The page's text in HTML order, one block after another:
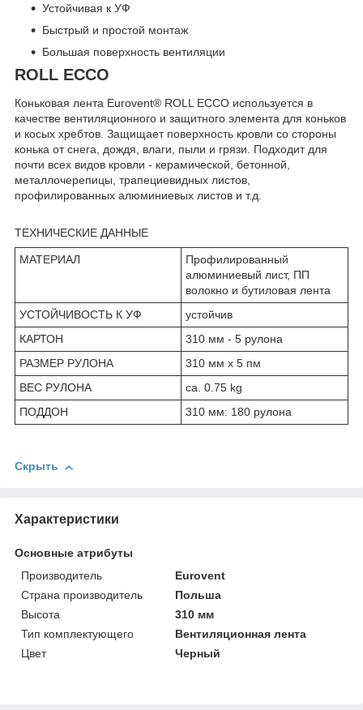
Устойчивая к УФ
Быстрый и простой монтаж
Большая поверхность вентиляции
ROLL ECCO
Коньковая лента Eurovent® ROLL ECCO используется в
качестве вентиляционного и защитного элемента для коньков
и косых хребтов. Защищает поверхность кровли со стороны
конька от снега, дождя, влаги, пыли и грязи. Подходит для
почти всех видов кровли - керамической, бетонной,
металлочерепицы, трапециевидных листов,
профилированных алюминиевых листов и т.д.
ТЕХНИЧЕСКИЕ ДАННЫЕ
МАТЕРИАЛ
Профилированный
алюминиевый лист, ПП
волокно и бутиловая лента
УСТОЙЧИВОСТЬ К УФ
устойчив
КАРТОН
310 мм - 5 рулонa
РАЗМЕР РУЛОНА
310 мм x 5 пм
ВЕС РУЛОНА
ca. 0.75 kg
ПОДДОН
310 мм: 180 рулонa
Скрыть
Характеристики
Основные атрибуты
Производитель
Eurovent
Страна производитель
Польша
Высота
310 мм
Тип комплектующего
Вентиляционная лента
Цвет
Черный